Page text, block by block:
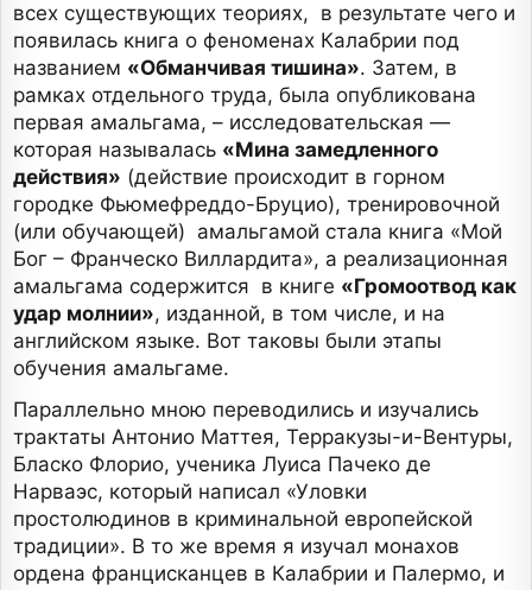
всех существующих теориях, в результате чего и
появилась книга о феноменах Калабрии под
названием «Обманчивая тишина». Затем, в
рамках отдельного труда, была опубликована
первая амальгама, – исследовательская —
которая называлась «Мина замедленного
действия» (действие происходит в горном
городке Фьюмефреддо-Бруцио), тренировочной
(или обучающей) амальгамой стала книга «Мой
Бог – Франческо Виллардита», а реализационная
амальгама содержится в книге «Громоотвод как
удар молнии», изданной, в том числе, и на
английском языке. Вот таковы были этапы
обучения амальгаме.
Параллельно мною переводились и изучались
трактаты Антонио Маттея, Терракузы-и-Вентуры,
Бласко Флорио, ученика Луиса Пачеко де
Нарваэс, который написал «Уловки
простолюдинов в криминальной европейской
традиции». В то же время я изучал монахов
ордена францисканцев в Калабрии и Палермо, и